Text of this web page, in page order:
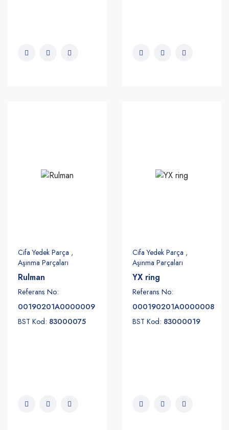
Cifa Yedek Parça ,
Aşınma Parçaları
Rulman
Referans No:
00190201A0000009
BST Kod: 83000075
Cifa Yedek Parça ,
Aşınma Parçaları
YX ring
Referans No:
000190201A0000008
BST Kod: 83000019